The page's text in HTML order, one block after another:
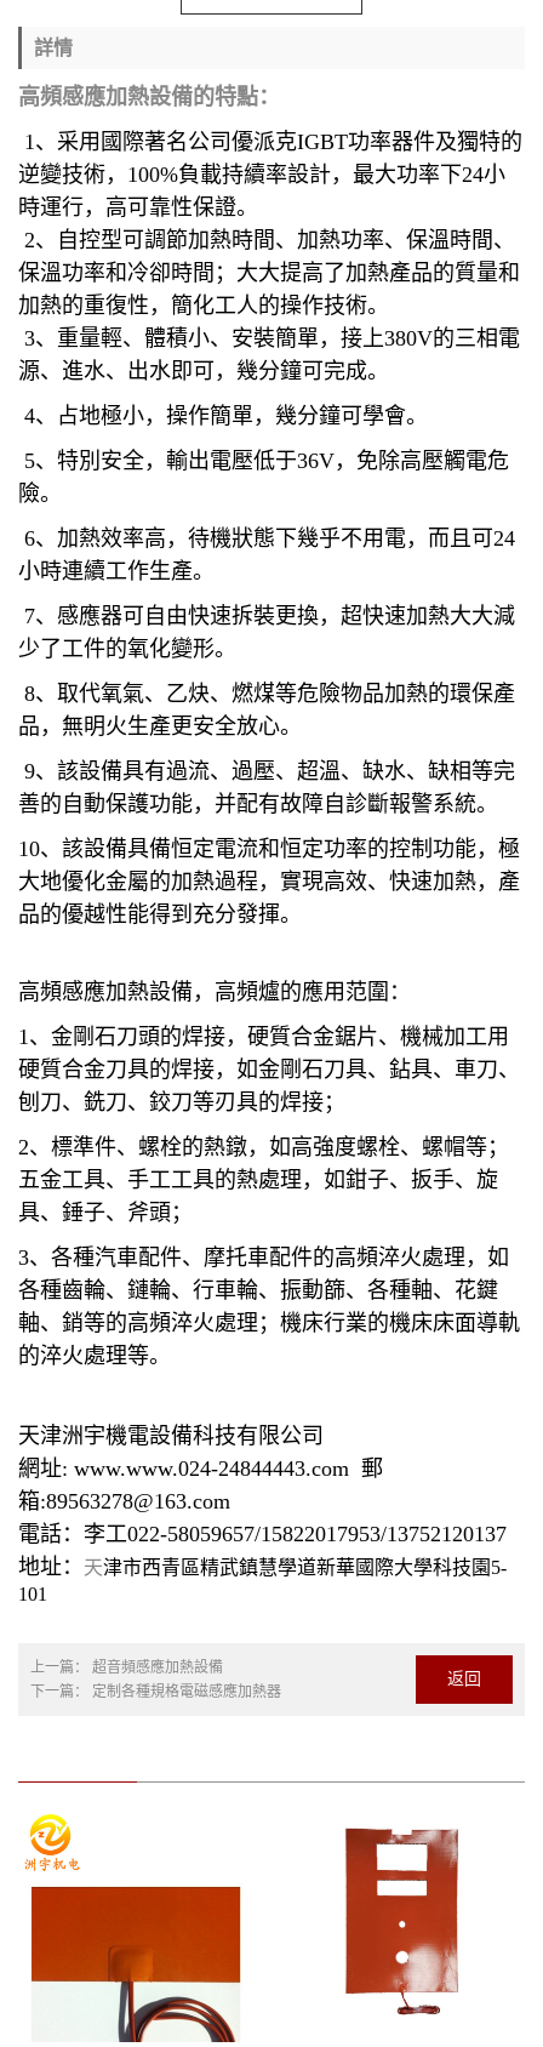
詳情
高頻感應加熱設備的特點：
1、采用國際著名公司優派克IGBT功率器件及獨特的
逆變技術，100%負載持續率設計，最大功率下24小
時運行，高可靠性保證。
2、自控型可調節加熱時間、加熱功率、保溫時間、
保溫功率和冷卻時間；大大提高了加熱產品的質量和
加熱的重復性，簡化工人的操作技術。
3、重量輕、體積小、安裝簡單，接上380V的三相電
源、進水、出水即可，幾分鐘可完成。
4、占地極小，操作簡單，幾分鐘可學會。
5、特別安全，輸出電壓低于36V，免除高壓觸電危
險。
6、加熱效率高，待機狀態下幾乎不用電，而且可24
小時連續工作生產。
7、感應器可自由快速拆裝更換，超快速加熱大大減
少了工件的氧化變形。
8、取代氧氣、乙炔、燃煤等危險物品加熱的環保產
品，無明火生產更安全放心。
9、該設備具有過流、過壓、超溫、缺水、缺相等完
善的自動保護功能，并配有故障自診斷報警系統。
10、該設備具備恒定電流和恒定功率的控制功能，極
大地優化金屬的加熱過程，實現高效、快速加熱，產
品的優越性能得到充分發揮。
高頻感應加熱設備，高頻爐的應用范圍：
1、金剛石刀頭的焊接，硬質合金鋸片、機械加工用
硬質合金刀具的焊接，如金剛石刀具、鉆具、車刀、
刨刀、銑刀、鉸刀等刃具的焊接；
2、標準件、螺栓的熱鐓，如高強度螺栓、螺帽等；
五金工具、手工工具的熱處理，如鉗子、扳手、旋
具、錘子、斧頭；
3、各種汽車配件、摩托車配件的高頻淬火處理，如
各種齒輪、鏈輪、行車輪、振動篩、各種軸、花鍵
軸、銷等的高頻淬火處理；機床行業的機床床面導軌
的淬火處理等。
天津洲宇機電設備科技有限公司
網址: www.www.024-24844443.com 郵
箱:89563278@163.com
電話：李工022-58059657/15822017953/13752120137
地址：
天津市西青區精武鎮慧學道新華國際大學科技園5-
101
上一篇： 超音頻感應加熱設備
下一篇： 定制各種規格電磁感應加熱器
返回